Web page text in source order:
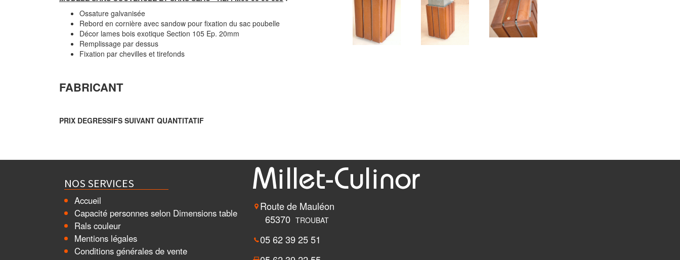
Ossature galvanisée
Rebord en cornière avec sandow pour fixation du sac poubelle
Décor lames bois exotique Section 105 Ep. 20mm
Remplissage par dessus
Fixation par chevilles et tirefonds
FABRICANT
PRIX DEGRESSIFS SUIVANT QUANTITATIF
Route de Mauléon
65370 TROUBAT
05 62 39 25 51
NOS SERVICES
Accueil
Capacité personnes selon Dimensions table
Rals couleur
Mentions légales
Conditions générales de vente